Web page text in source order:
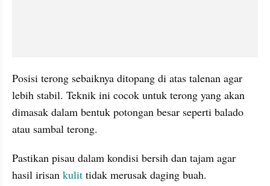
Posisi terong sebaiknya ditopang di atas talenan agar
lebih stabil. Teknik ini cocok untuk terong yang akan
dimasak dalam bentuk potongan besar seperti balado
atau sambal terong.
Pastikan pisau dalam kondisi bersih dan tajam agar
hasil irisan kulit tidak merusak daging buah.